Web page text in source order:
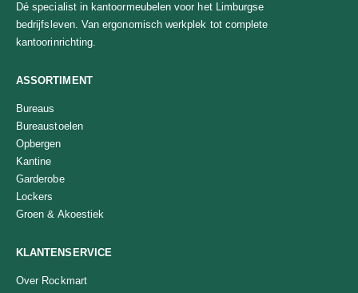
Dé specialist in kantoormeubelen voor het Limburgse
bedrijfsleven. Van ergonomisch werkplek tot complete
kantoorinrichting.
ASSORTIMENT
Bureaus
Bureaustoelen
Opbergen
Kantine
Garderobe
Lockers
Groen & Akoestiek
KLANTENSERVICE
Over Rockmart